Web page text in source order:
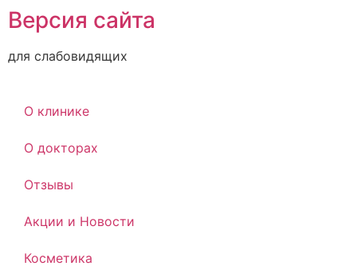
Версия сайта
для слабовидящих
О клинике
О докторах
Отзывы
Акции и Новости
Косметика